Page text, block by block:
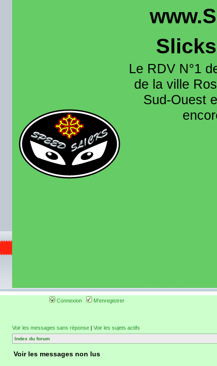
Le RDV N°1
de la ville
Sud-Ouest
Connexion M'enregistrer
Voir les messages sans réponse | Voir les sujets actifs
Index du forum
Voir les messages non lus